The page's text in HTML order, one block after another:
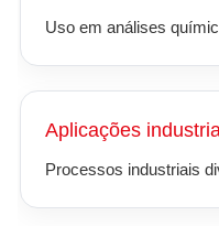
Uso em análises
Aplicações
Processos industriais